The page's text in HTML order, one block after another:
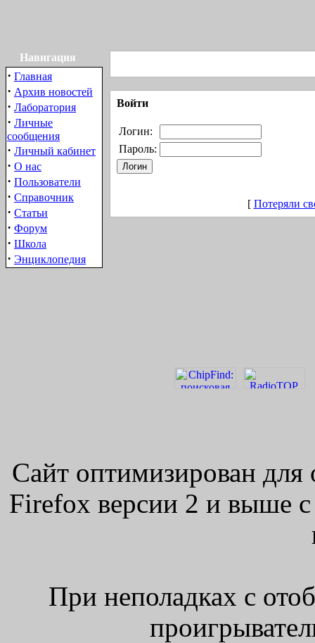
Навигация
· Главная
· Архив новостей
· Лаборатория
· Личные
сообщения
· Личный кабинет
· О нас
· Пользователи
· Справочник
· Статьи
· Форум
· Школа
· Энциклопедия
Войти
Логин:
Пароль:
[ Потеряли
Сайт оптимизирован для
Firefox версии 2 и выше
При неполадках с